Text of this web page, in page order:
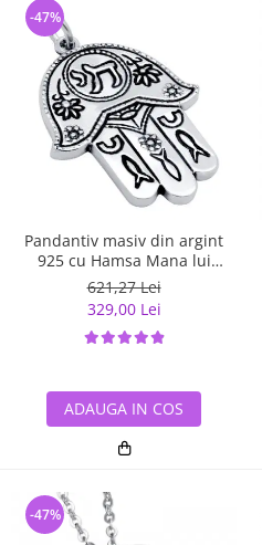
Pandantiv masiv din argint
925 cu Hamsa Mana lui
Fatima
621,27 Lei
329,00 Lei
-47%
ADAUGA IN COS
-47%